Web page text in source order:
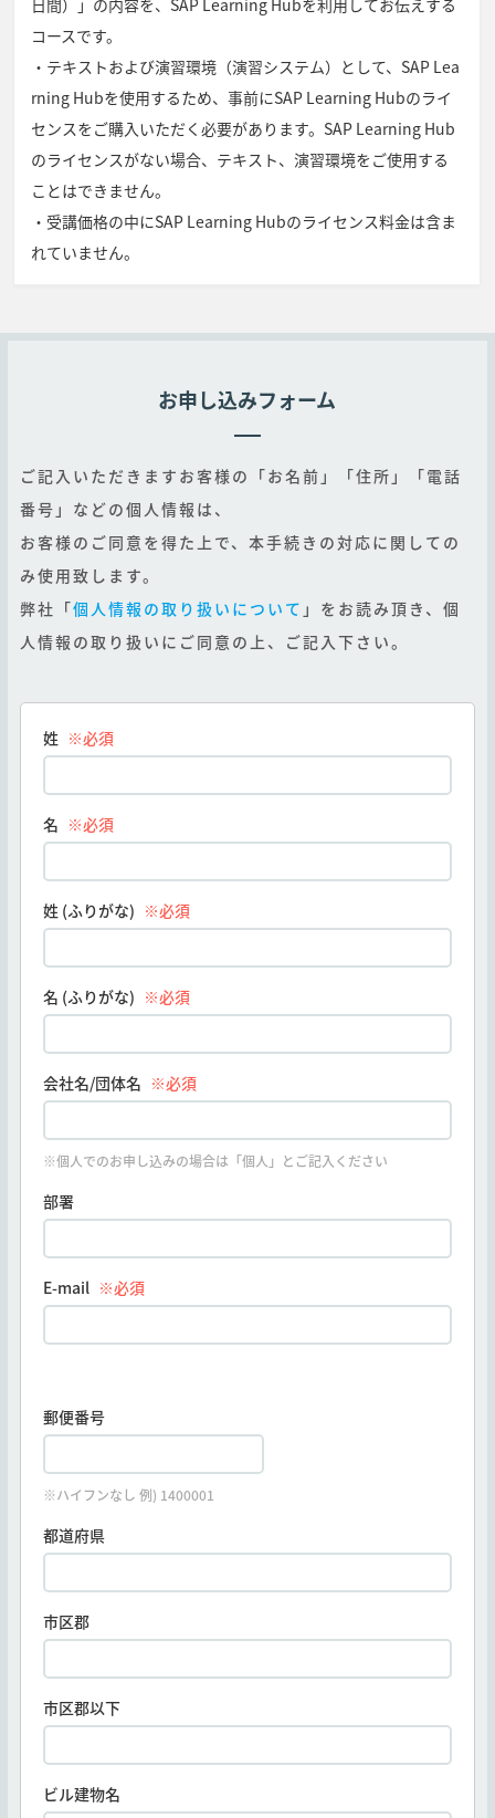
日間）」の内容を、SAP Learning Hubを利用してお伝えする
コースです。
・テキストおよび演習環境（演習システム）として、SAP Lea
rning Hubを使用するため、事前にSAP Learning Hubのライ
センスをご購入いただく必要があります。SAP Learning Hub
のライセンスがない場合、テキスト、演習環境をご使用する
ことはできません。
・受講価格の中にSAP Learning Hubのライセンス料金は含ま
れていません。
お申し込みフォーム
ご記入いただきますお客様の「お名前」「住所」「電話
番号」などの個人情報は、
お客様のご同意を得た上で、本手続きの対応に関しての
み使用致します。
弊社「個人情報の取り扱いについて 」をお読み頂き、個
人情報の取り扱いにご同意の上、ご記入下さい。
姓 ※必須
名 ※必須
姓 (ふりがな) ※必須
名 (ふりがな) ※必須
会社名/団体名 ※必須
※個人でのお申し込みの場合は「個人」とご記入ください
部署
E-mail ※必須
郵便番号
※ハイフンなし 例) 1400001
都道府県
市区郡
市区郡以下
ビル建物名